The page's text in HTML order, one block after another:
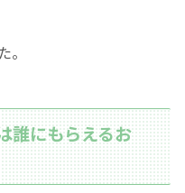
誰にもらえるお